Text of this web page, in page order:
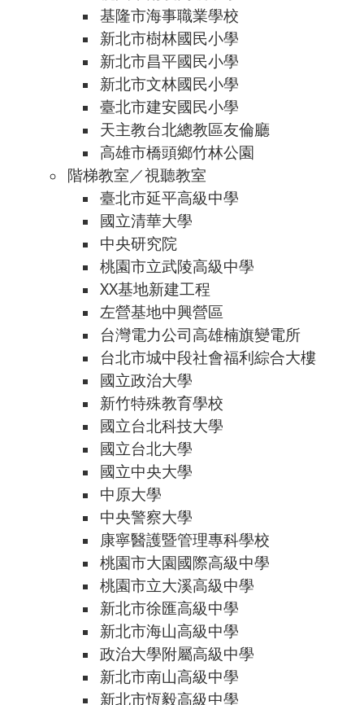
基隆市海事職業學校
新北市樹林國民小學
新北市昌平國民小學
新北市文林國民小學
臺北市建安國民小學
天主教台北總教區友倫廳
高雄市橋頭鄉竹林公園
階梯教室／視聽教室
臺北市延平高級中學
國立清華大學
中央研究院
桃園市立武陵高級中學
XX基地新建工程
左營基地中興營區
台灣電力公司高雄楠旗變電所
台北市城中段社會福利綜合大樓
國立政治大學
新竹特殊教育學校
國立台北科技大學
國立台北大學
國立中央大學
中原大學
中央警察大學
康寧醫護暨管理專科學校
桃園市大園國際高級中學
桃園市立大溪高級中學
新北市徐匯高級中學
新北市海山高級中學
政治大學附屬高級中學
新北市南山高級中學
新北市恆毅高級中學